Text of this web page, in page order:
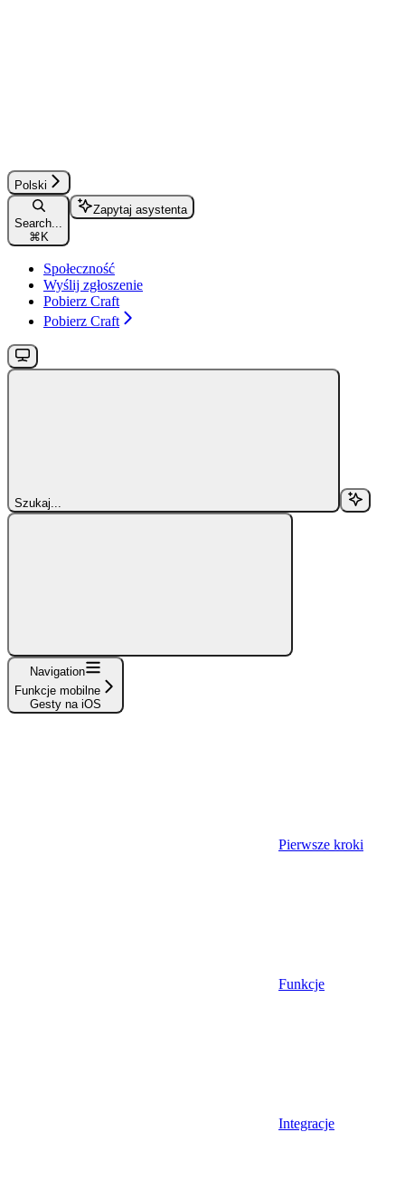
Polski
Search...
⌘K
Zapytaj asystenta
Społeczność
Wyślij zgłoszenie
Pobierz Craft
Pobierz Craft
Szukaj...
Navigation
Funkcje mobilne
Gesty na iOS
Pierwsze kroki
Funkcje
Integracje